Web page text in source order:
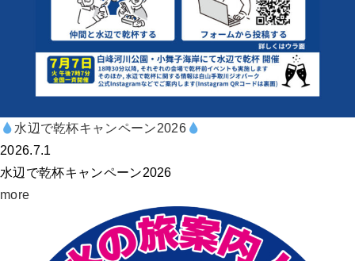
水辺で乾杯キャンペーン2026
2026.7.1
水辺で乾杯キャンペーン2026
more